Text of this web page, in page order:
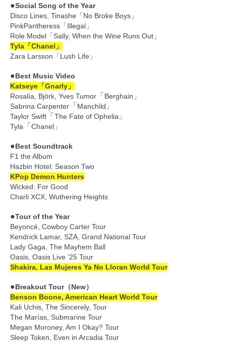
●Social Song of the Year
Disco Lines, Tinashe「No Broke Boys」
PinkPantheress「Illegal」
Role Model「Sally, When the Wine Runs Out」
Tyla「Chanel」
Zara Larsson「Lush Life」
●Best Music Video
Katseye「Gnarly」
Rosalía, Björk, Yves Tumor 「 Berghain」
Sabrina Carpenter 「 Manchild」
Taylor Swift 「 The Fate of Ophelia」
Tyla 「 Chanel」
●Best Soundtrack
F1 the Album
Hazbin Hotel: Season Two
KPop Demon Hunters
Wicked: For Good
Charli XCX, Wuthering Heights
●Tour of the Year
Beyoncé, Cowboy Carter Tour
Kendrick Lamar, SZA, Grand National Tour
Lady Gaga, The Mayhem Ball
Oasis, Oasis Live ‘25 Tour
Shakira, Las Mujeres Ya No Lloran World Tour
●Breakout Tour（New）
Benson Boone, American Heart World Tour
Kali Uchis, The Sincerely, Tour
The Marías, Submarine Tour
Megan Moroney, Am I Okay? Tour
Sleep Token, Even in Arcadia Tour